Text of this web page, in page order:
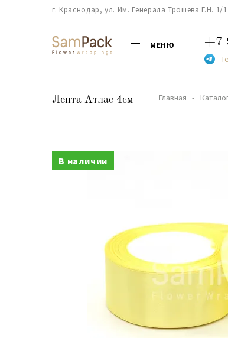
г. Краснодар, ул. Им. Генерала Трошева Г.Н. 1/
МЕНЮ +7
Лента Атлас 4см Главная
В наличии